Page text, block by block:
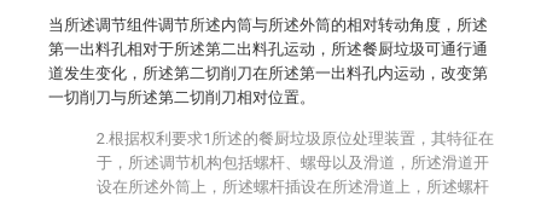
当所述调节组件调节所述内筒与所述外筒的相对转动角度，所述
第一出料孔相对于所述第二出料孔运动，所述餐厨垃圾可通行通
道发生变化，所述第二切削刀在所述第一出料孔内运动，改变第
一切削刀与所述第二切削刀相对位置。
2.根据权利要求1所述的餐厨垃圾原位处理装置，其特征在
于，所述调节机构包括螺杆、螺母以及滑道，所述滑道开
设在所述外筒上，所述螺杆插设在所述滑道上，所述螺杆